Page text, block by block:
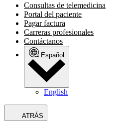
Consultas de telemedicina
Portal del paciente
Pagar factura
Carreras profesionales
Contáctanos
Español
English
ATRÁS